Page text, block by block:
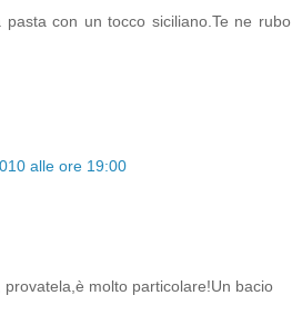
pasta con un tocco siciliano.Te ne rubo
alle ore 19:00
molto particolare!Un bacio